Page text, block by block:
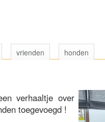
vrienden honden
verhaaltje over
toegevoegd !